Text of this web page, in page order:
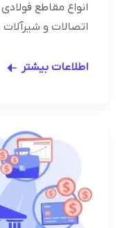
انواع مقاطع
اتصالات و
اطلاعات بیشتر